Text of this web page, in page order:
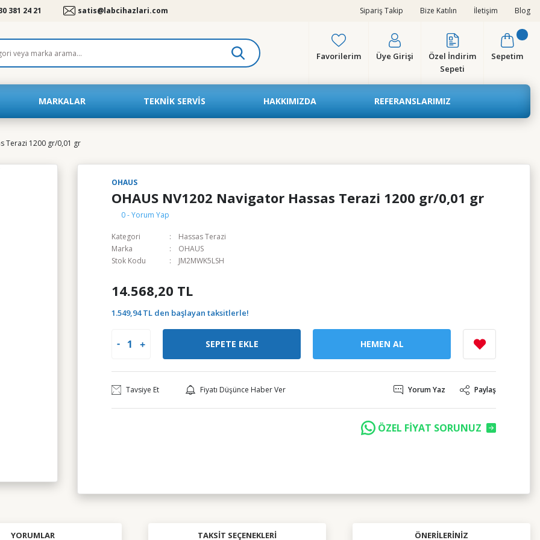
381 24 21 satis@labcihazlari.com Sipariş Takip Bize Katılın İletişim Blog
Favorilerim Üye Girişi
Özel İndirim
Sepeti
Sepetim
MARKALAR TEKNIK SERVIS HAKKIMIZDA REFERANSLARIMIZ
Terazi 1200 gr/0,01 gr
OHAUS
OHAUS NV1202 Navigator Hassas Terazi 1200 gr/0,01 gr
0 - Yorum Yap
Kategori
Hassas Terazi
Marka
OHAUS
Stok Kodu
JM2MWK5LSH
14.568,20 TL
1.549,94 TL den başlayan taksitlerle!
SEPETE EKLE HEMEN AL
Tavsiye Et Fiyatı Düşünce Haber Ver Yorum Yaz Paylaş
ÖZEL FİYAT SORUNUZ
YORUMLAR TAKSIT SEÇENEKLERI ÖNERILERINIZ